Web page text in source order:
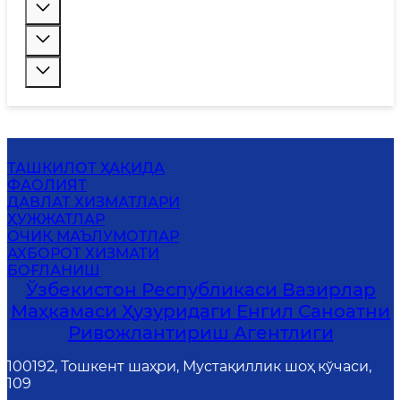
ТАШКИЛОТ ҲАҚИДА
ФАОЛИЯТ
ДАВЛАТ ХИЗМАТЛАРИ
ҲУЖЖАТЛАР
ОЧИҚ МАЪЛУМОТЛАР
АХБОРОТ ХИЗМАТИ
БОҒЛАНИШ
Ўзбекистон Республикаси Вазирлар
Маҳкамаси Ҳузуридаги Енгил Саноатни
Ривожлантириш Агентлиги
100192, Тошкент шаҳри, Мустақиллик шоҳ кўчаси,
109